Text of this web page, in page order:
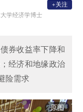
学经济学博士
+关注
券收益率下降和
经济和地缘政治
险需求
原图